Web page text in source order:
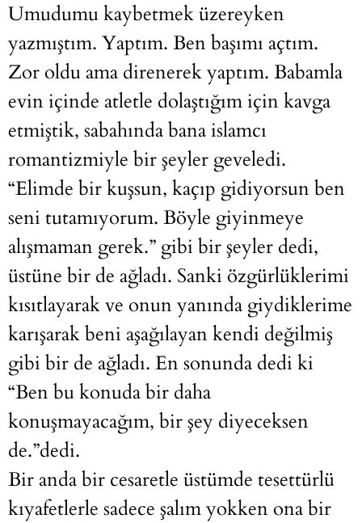
Umudumu kaybetmek üzereyken
yazmıştım. Yaptım. Ben başımı açtım.
Zor oldu ama direnerek yaptım. Babamla
evin içinde atletle dolaştığım için kavga
etmiştik, sabahında bana islamcı
romantizmiyle bir şeyler geveledi.
“Elimde bir kuşsun, kaçıp gidiyorsun ben
seni tutamıyorum. Böyle giyinmeye
alışmaman gerek.” gibi bir şeyler dedi,
üstüne bir de ağladı. Sanki özgürlüklerimi
kısıtlayarak ve onun yanında giydiklerime
karışarak beni aşağılayan kendi değilmiş
gibi bir de ağladı. En sonunda dedi ki
“Ben bu konuda bir daha
konuşmayacağım, bir şey diyeceksen
de.”dedi.
Bir anda bir cesaretle üstümde tesettürlü
kıyafetlerle sadece şalım yokken ona bir